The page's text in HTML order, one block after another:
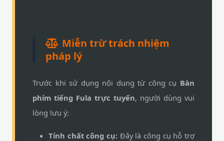
Miễn trừ trách nhiệm
pháp lý
Trước khi sử dụng nội dung từ công cụ Bàn
phím tiếng Fula trực tuyến, người dùng vui
lòng lưu ý:
Tính chất công cụ: Đây là công cụ hỗ trợ